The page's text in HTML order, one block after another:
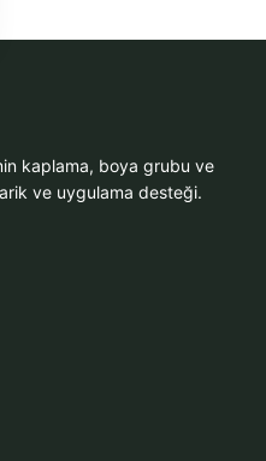
kaplama, boya grubu ve
ve uygulama desteği.